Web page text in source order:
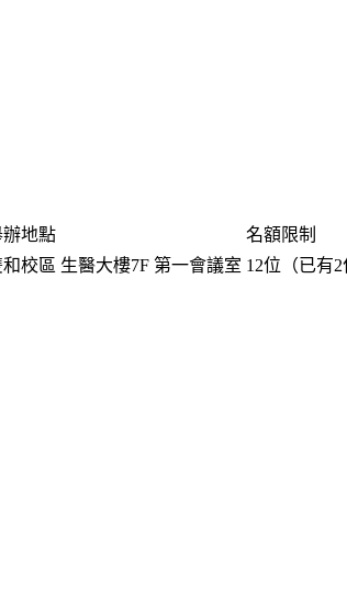
辦地點
名額限制
校區 生醫大樓7F 第一會議室 12位（已有2